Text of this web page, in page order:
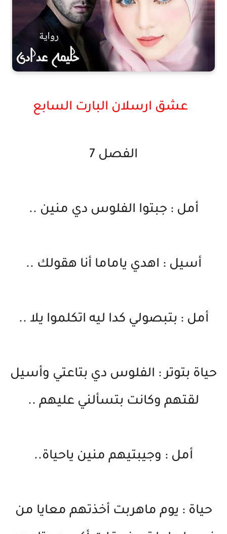
عشق ارسلان البارت السابع
الفصل 7
أمل : جبتوا الفلوس دي منين ..
أسيل : اهدي ياماما أنا هقولك ..
أمل : بتبصولي كدا ليه اتكلموا يلا ..
حياة بتوتر : الفلوس دي بتاعتي وأسيل
لقتهم وكانت بتسألني عليهم ..
أمل : وجيبتيهم منين ياحياة..
حياة : يوم ماهربت أخذتهم معايا من